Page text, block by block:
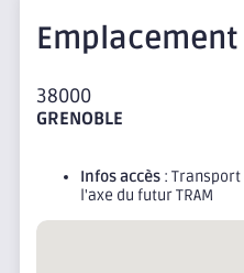
Emplacement
38000
GRENOBLE
Infos accès :
l'axe du futur TRAM